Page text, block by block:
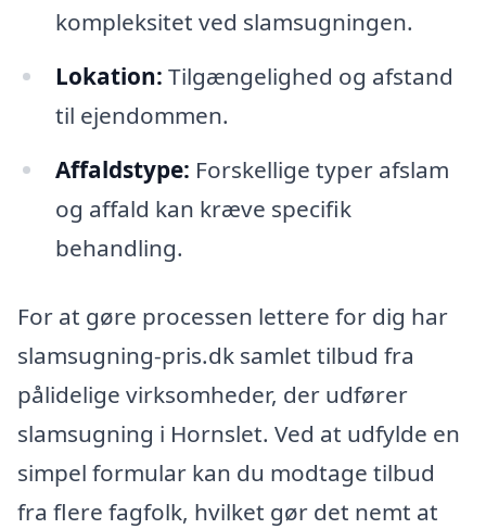
kompleksitet ved slamsugningen.
Lokation: Tilgængelighed og afstand
til ejendommen.
Affaldstype: Forskellige typer afslam
og affald kan kræve specifik
behandling.
For at gøre processen lettere for dig har
slamsugning-pris.dk samlet tilbud fra
pålidelige virksomheder, der udfører
slamsugning i Hornslet. Ved at udfylde en
simpel formular kan du modtage tilbud
fra flere fagfolk, hvilket gør det nemt at